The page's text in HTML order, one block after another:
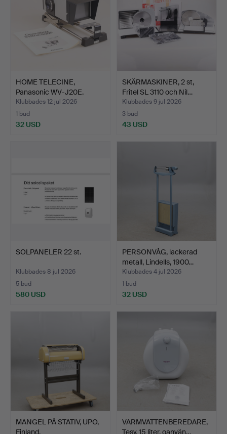
HOME TELECINE,
Panasonic WV-J20E.
Klubbades 12 jul 2026
1 bud
32 USD
SKÄRMASKINER, 2 st,
Fritel SL 3110 och Nil…
Klubbades 9 jul 2026
3 bud
43 USD
SOLPANELER 22 st.
Klubbades 8 jul 2026
5 bud
580 USD
PERSONVÅG, lackerad
metall, Lindells, 1900…
Klubbades 4 jul 2026
1 bud
32 USD
MANGEL PÅ STATIV, UPO,
Finland.
VARMVATTENBEREDARE,
Tesy, 15 liter, oanvän…